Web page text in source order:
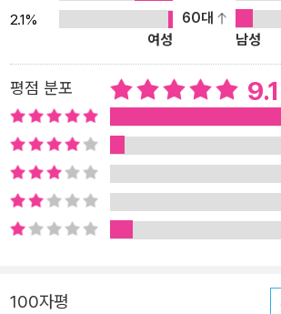
물들을 다시 돌아보면서 시대적 상황을 이해하
는 과정은 칭찬받아 마땅할 일이다. 반면에, 재
그릇된 해석을 하거나 진실을 감추고 왜곡까지
다. 역사를 자세히 모르는 사람들은 그들의 말에
못된 역사를 받아들인다. 그들이 우리 역사를
일까? 그동안 내가 몰랐던, 어쩌면 오해하고 있
해 알고 싶다면 이 책을 펼치기를 권한다. 당신
전에 말이다. 우리에게 가장 가까운 역사, ‘요즘 역사’ 『요즘 역사』는
총 4권으로 구성되었다. 1권 근대 편은 흥선대
권기부터 현대사를 다뤘다. 우리에게 가장 가까
2.1%
60대
여성
남성
평점 분포 9.1
100자평